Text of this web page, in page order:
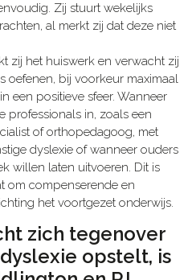
Zij stuurt wekelijks
al merkt zij dat deze niet
zij het huiswerk en verwacht zij
oefenen, bij voorkeur maximaal
een positieve sfeer. Wanneer
professionals in, zoals een
of orthopedagoog, met
dyslexie of wanneer ouders
willen laten uitvoeren. Dit is
om compenserende en
het voortgezet onderwijs.
zich tegenover
opstelt, is